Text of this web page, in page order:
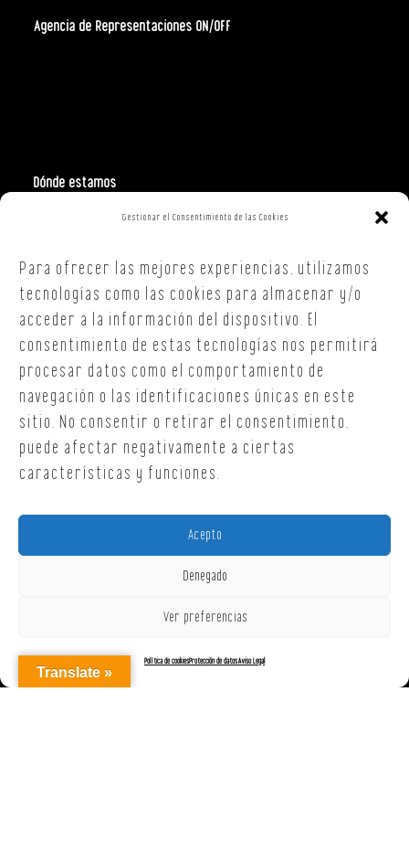
Gestionar el Consentimiento de las Cookies
Para ofrecer las mejores experiencias, utilizamos
tecnologías como las cookies para almacenar y/o
acceder a la información del dispositivo. El
consentimiento de estas tecnologías nos permitirá
procesar datos como el comportamiento de
navegación o las identificaciones únicas en este
sitio. No consentir o retirar el consentimiento,
puede afectar negativamente a ciertas
características y funciones.
Acepto
Denegado
Ver preferencias
Política de cookiesProtección de datosAviso Legal
Agencia de Representaciones ON/OFF
Dónde estamos
Polign. Ind. Costa Vella
15707, Santiago de Compostela
A Coruña
T. +34 654 30 90 36
Translate »